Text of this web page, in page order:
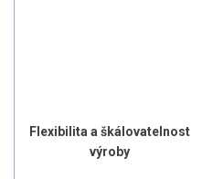
Flexibilita a škálovatelnost
výroby